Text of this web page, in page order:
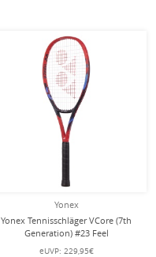
Yonex
Yonex Tennisschläger VCore (7th
Generation) #23 Feel
100in/250g/Allround rot - besaitet -
eUVP: 229,95€